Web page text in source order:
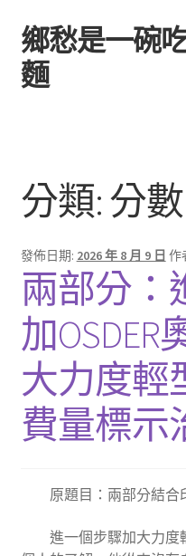
跳
至
導
跳
至
主
鄉愁是一碗
麵
分類:分數
發佈日期: 2026 年 8 月 9 日 作
兩部分：
加
大力度輕
費量標示
原題目：兩部分結合
進一個步驟加大力度